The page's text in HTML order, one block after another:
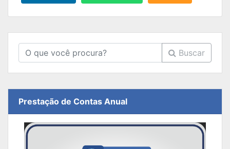
Buscar
Prestação de Contas Anual